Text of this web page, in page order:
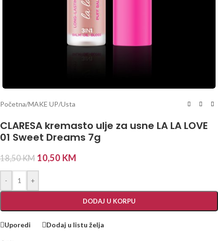
Početna/MAKE UP/Usta
CLARESA kremasto ulje za usne LA LA LOVE
01 Sweet Dreams 7g
18,50KM 10,50 KM
- +
DODAJ U KORPU
Uporedi Dodaj u listu želja